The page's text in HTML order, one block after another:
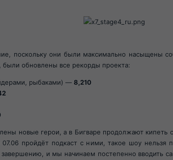
поскольку они были максимально насыщены
были обновлены все рекорды проекта:​
рыбаками) — 8,210
новые герои, а в Бигваре продолжают кипеть
пройдёт подкаст с ними, такое шоу
завершению, и мы начинаем постепенно вводить